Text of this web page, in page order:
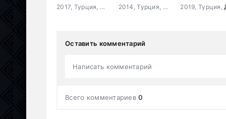
2017, Турция,
Мелодрама ,Комедия2014, Турция,
Драма,Мелодрама ,
2019, Турция,
Оставить комментарий
Написать комментарий
Всего комментариев0